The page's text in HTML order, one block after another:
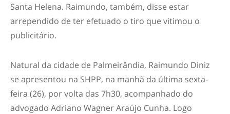
Santa Helena. Raimundo, também, disse estar
arrependido de ter efetuado o tiro que vitimou o
publicitário.
Natural da cidade de Palmeirândia, Raimundo Diniz
se apresentou na SHPP, na manhã da última sexta-
feira (26), por volta das 7h30, acompanhado do
advogado Adriano Wagner Araújo Cunha. Logo